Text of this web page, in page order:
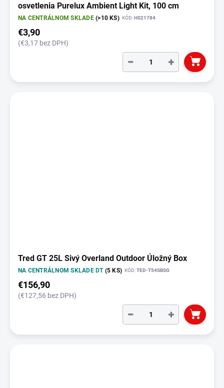
osvetlenia Purelux Ambient Light Kit, 100 cm
NA CENTRÁLNOM SKLADE(>10 KS) KÓD:HS21784
€3,90
(€3,17 bez DPH)
+
−
Tred GT 25L Sivý Overland Outdoor Úložný Box
NA CENTRÁLNOM SKLADE DT (5 KS) KÓD:TED-T54SBSG
€156,90
(€127,56 bez DPH)
+
−